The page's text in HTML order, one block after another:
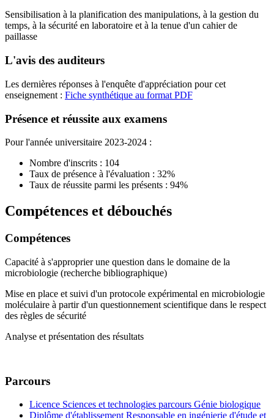
Sensibilisation à la planification des manipulations, à la gestion du
temps, à la sécurité en laboratoire et à la tenue d'un cahier de
paillasse
L'avis des auditeurs
Les dernières réponses à l'enquête d'appréciation pour cet
enseignement : Fiche synthétique au format PDF
Présence et réussite aux examens
Pour l'année universitaire 2023-2024 :
Nombre d'inscrits : 104
Taux de présence à l'évaluation : 32%
Taux de réussite parmi les présents : 94%
Compétences et débouchés
Compétences
Capacité à s'approprier une question dans le domaine de la
microbiologie (recherche bibliographique)
Mise en place et suivi d'un protocole expérimental en microbiologie
moléculaire à partir d'un questionnement scientifique dans le respect
des règles de sécurité
Analyse et présentation des résultats
Parcours
Licence Sciences et technologies parcours Génie biologique
Diplôme d'établissement Responsable en ingénierie d'étude et